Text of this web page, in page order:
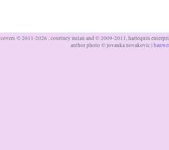
covers © 2011-2026 , courtney milan and © 2009-2011, harlequin
author photo © jovanka novakovic |